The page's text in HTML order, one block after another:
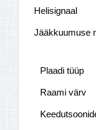
Helisignaal
Jääkkuumuse
Plaadi tüüp
Raami värv